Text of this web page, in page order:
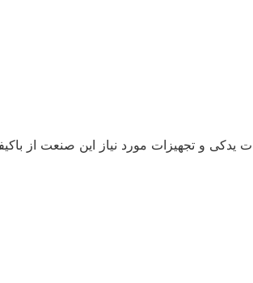
و تجهیزات مورد نیاز این صنعت از